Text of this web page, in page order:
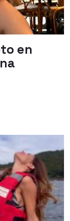
en